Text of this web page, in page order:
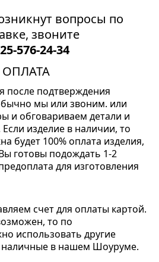
вопросы по
звоните
576-24-34
OПЛАТА
после подтверждения
мы или звоним. или
и обговариваем детали и
изделие в наличии, то
будет 100% оплата изделия,
готовы подождать 1-2
для изготовления
счет для оплаты картой.
то по
использовать другие
в нашем Шоуруме.